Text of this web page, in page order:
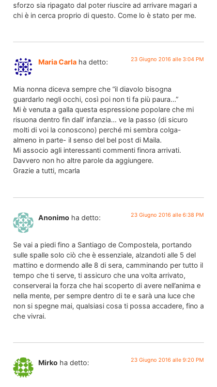
sforzo sia ripagato dal poter riuscire ad arrivare magari a
chi è in cerca proprio di questo. Come lo è stato per me.
Maria Carla ha detto: 23 Giugno 2016 alle 3:04 PM
Mia nonna diceva sempre che “il diavolo bisogna
guardarlo negli occhi, così poi non ti fa più paura…”
Mi è venuta a galla questa espressione popolare che mi
risuona dentro fin dall’ infanzia… ve la passo (di sicuro
molti di voi la conoscono) perché mi sembra colga-
almeno in parte- il senso del bel post di Maila.
Mi associo agli interessanti commenti finora arrivati.
Davvero non ho altre parole da aggiungere.
Grazie a tutti, mcarla
Anonimo ha detto: 23 Giugno 2016 alle 6:38 PM
Se vai a piedi fino a Santiago de Compostela, portando
sulle spalle solo ciò che è essenziale, alzandoti alle 5 del
mattino e dormendo alle 8 di sera, camminando per tutto il
tempo che ti serve, ti assicuro che una volta arrivato,
conserverai la forza che hai scoperto di avere nell’anima e
nella mente, per sempre dentro di te e sarà una luce che
non si spegne mai, qualsiasi cosa ti possa accadere, fino a
che vivrai.
Mirko ha detto: 23 Giugno 2016 alle 9:20 PM